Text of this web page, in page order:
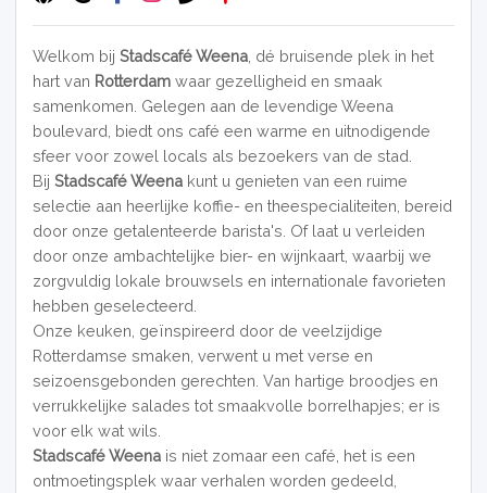
Welkom bij Stadscafé Weena, dé bruisende plek in het
hart van Rotterdamwaar gezelligheid en smaak
samenkomen. Gelegen aan de levendige Weena
boulevard, biedt ons café een warme en uitnodigende
sfeer voor zowel locals als bezoekers van de stad.
Bij Stadscafé Weenakunt u genieten van een ruime
selectie aan heerlijke koffie- en theespecialiteiten, bereid
door onze getalenteerde barista's. Of laat u verleiden
door onze ambachtelijke bier- en wijnkaart, waarbij we
zorgvuldig lokale brouwsels en internationale favorieten
hebben geselecteerd.
Onze keuken, geïnspireerd door de veelzijdige
Rotterdamse smaken, verwent u met verse en
seizoensgebonden gerechten. Van hartige broodjes en
verrukkelijke salades tot smaakvolle borrelhapjes; er is
voor elk wat wils.
Stadscafé Weenais niet zomaar een café, het is een
ontmoetingsplek waar verhalen worden gedeeld,